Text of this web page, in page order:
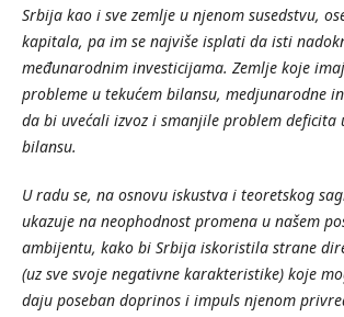
Srbija kao i sve zemlje u njenom susedstvu,
kapitala, pa im se najviše isplati da isti
međunarodnim investicijama. Zemlje koje
probleme u tekućem bilansu, medjunarodne
da bi uvećali izvoz i smanjile problem deficita
bilansu.
U radu se, na osnovu iskustva i teoretskog
ukazuje na neophodnost promena u našem
ambijentu, kako bi Srbija iskoristila strane
(uz sve svoje negativne karakteristike) koje
daju poseban doprinos i impuls njenom